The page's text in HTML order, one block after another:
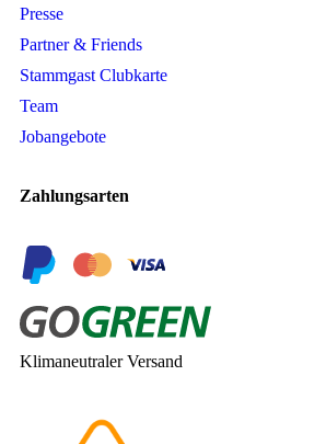
Presse
Partner & Friends
Stammgast Clubkarte
Team
Jobangebote
Zahlungsarten
Klimaneutraler Versand